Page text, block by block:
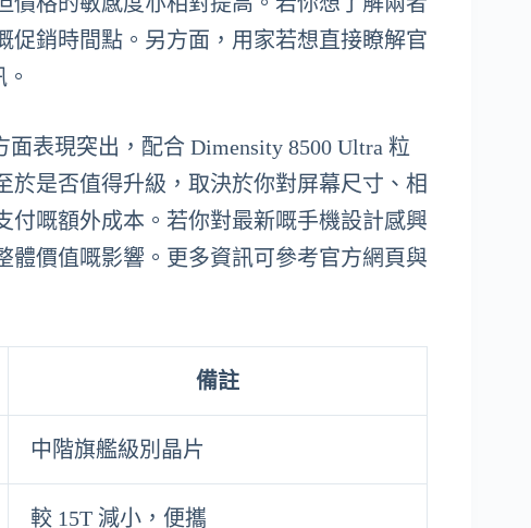
促銷時間點。另方面，用家若想直接瞭解官
表現突出，配合 Dimensity 8500 Ultra 粒
是否值得升級，取決於你對屏幕尺寸、相
嘅額外成本。若你對最新嘅手機設計感興
價值嘅影響。更多資訊可參考官方網頁與
備註
中階旗艦級別晶片
較 15T 減小，便攜